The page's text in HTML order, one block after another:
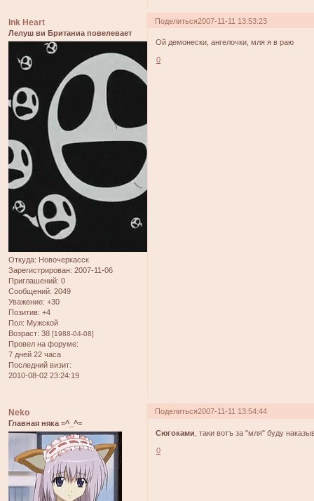
Поделиться2007-11-11 13:53:23
Ink Heart
Лелуш ви Британиа повелевает
Откуда: Новочеркасск
Зарегистрирован: 2007-11-06
Приглашений: 0
Сообщений: 2049
Уважение: +30
Позитив: +4
Пол: Мужской
Возраст: 38 [1988-04-08]
Провел на форуме:
7 дней 22 часа
Последний визит:
2010-08-02 23:24:19
Ой демонески, ангелочки, мля я в раю
0
Поделиться2007-11-11 13:54:44
Neko
Главная няка =^_^=
Сюгоками , таки вотъ за "мля" буду
0